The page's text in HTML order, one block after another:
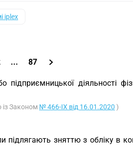
iplex
... 87
підприємницької діяльності
із Законом № 466-IX від 16.01.2020 )
підлягають зняттю з обліку в